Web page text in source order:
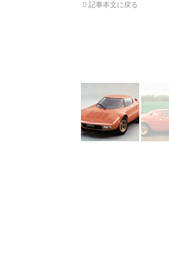
記事本文に戻る